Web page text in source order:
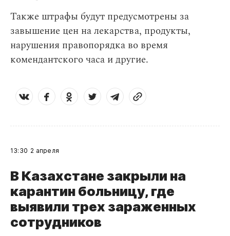
Также штрафы будут предусмотрены за
завышение цен на лекарства, продукты,
нарушения правопорядка во время
комендантского часа и другие.
13:30 2 апреля
В Казахстане закрыли на
карантин больницу, где
выявили трех зараженных
сотрудников